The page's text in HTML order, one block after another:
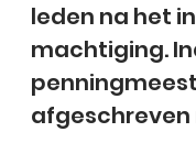
leden na het
machtiging.
afgeschreven